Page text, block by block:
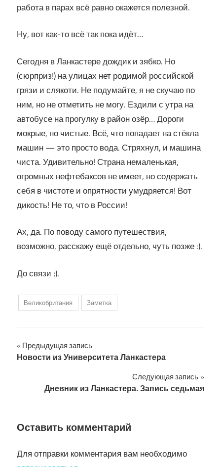
работа в парах всё равно окажется полезной.
Ну, вот как-то всё так пока идёт…
Сегодня в Ланкастере дождик и зябко. Но
(сюрприз!) на улицах нет родимой российской
грязи и слякоти. Не подумайте, я не скучаю по
ним, но не отметить не могу. Ездили с утра на
автобусе на прогулку в район озёр… Дороги
мокрые, но чистые. Всё, что попадает на стёкла
машин — это просто вода. Стряхнул, и машина
чиста. Удивительно! Страна немаленькая,
огромных нефтебаксов не имеет, но содержать
себя в чистоте и опрятности умудряется! Вот
дикость! Не то, что в России!
Ах, да. По поводу самого путешествия,
возможно, расскажу ещё отдельно, чуть позже :).
До связи ;).
Великобритания Заметка
Навигация
записям
Предыдущая запись
Новости из Университета Ланкастера
Следующая запись
Дневник из Ланкастера. Запись седьмая
Оставить комментарий
Для отправки комментария вам необходимо